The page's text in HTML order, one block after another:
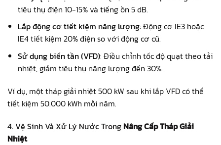
tiêu thụ điện 10-15% và tiếng ồn 5 dB.
Lắp động cơ tiết kiệm năng lượng: Động cơ IE3 hoặc
IE4 tiết kiệm 20% điện so với động cơ cũ.
Sử dụng biến tần (VFD): Điều chỉnh tốc độ quạt theo tải
nhiệt, giảm tiêu thụ năng lượng đến 30%.
Ví dụ, một tháp giải nhiệt 500 kW sau khi lắp VFD có thể
tiết kiệm 50.000 kWh mỗi năm.
4. Vệ Sinh Và Xử Lý Nước Trong Nâng Cấp Tháp Giải
Nhiệt